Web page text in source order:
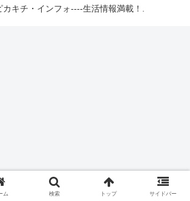
キチ・インフォ----生活情報満載！.
ム 検索 トップ サイドバー